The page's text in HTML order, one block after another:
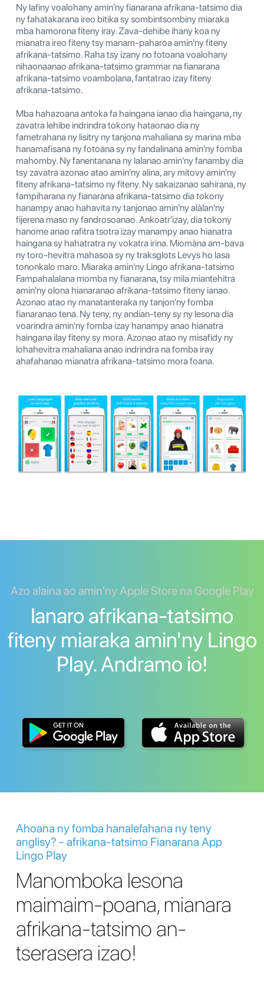
Ny lafiny voalohany amin'ny fianarana afrikana-tatsimo dia
ny fahatakarana ireo bitika sy sombintsombiny miaraka
mba hamorona fiteny iray. Zava-dehibe ihany koa ny
mianatra ireo fiteny tsy manam-paharoa amin'ny fiteny
afrikana-tatsimo. Raha tsy izany no fotoana voalohany
nihaonaanao afrikana-tatsimo grammar na fianarana
afrikana-tatsimo voambolana, fantatrao izay fiteny
afrikana-tatsimo.
Mba hahazoana antoka fa haingana ianao dia haingana, ny
zavatra lehibe indrindra tokony hataonao dia ny
fametrahana ny lisitry ny tanjona mahaliana sy marina mba
hanamafisana ny fotoana sy ny fandalinana amin'ny fomba
mahomby. Ny fanentanana ny lalanao amin'ny fanamby dia
tsy zavatra azonao atao amin'ny alina, ary mitovy amin'ny
fiteny afrikana-tatsimo ny fiteny. Ny sakaizanao sahirana, ny
fampiharana ny fianarana afrikana-tatsimo dia tokony
hanampy anao hahavita ny tanjonao amin'ny alàlan'ny
fijerena maso ny fandrosoanao. Ankoatr'izay, dia tokony
hanome anao rafitra tsotra izay manampy anao hianatra
haingana sy hahatratra ny vokatra irina. Miomàna am-bava
ny toro-hevitra mahasoa sy ny traksglots Levys ho lasa
tononkalo maro. Miaraka amin'ny Lingo afrikana-tatsimo
Fampahalalana momba ny fianarana, tsy mila miantehitra
amin'ny olona hianaranao afrikana-tatsimo fiteny ianao.
Azonao atao ny manatanteraka ny tanjon'ny fomba
fianaranao tena. Ny teny, ny andian-teny sy ny lesona dia
voarindra amin'ny fomba izay hanampy anao hianatra
haingana ilay fiteny sy mora. Azonao atao ny misafidy ny
lohahevitra mahaliana anao indrindra na fomba iray
ahafahanao mianatra afrikana-tatsimo mora foana.
Azo alaina ao amin'ny Apple Store na Google Play
Ianaro afrikana-tatsimo
fiteny miaraka amin'ny Lingo
Play. Andramo io!
Ahoana ny fomba hanalefahana ny teny
anglisy? - afrikana-tatsimo Fianarana App
Lingo Play
Manomboka lesona
maimaim-poana, mianara
afrikana-tatsimo an-
tserasera izao!